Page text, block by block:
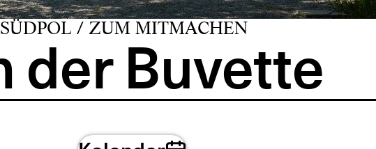
/ ZUM MITMACHEN
der Buvette